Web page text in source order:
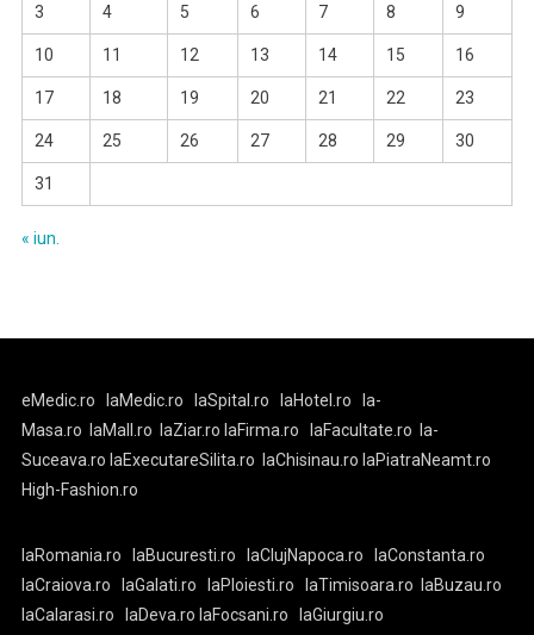
3 4 5 6 7 8 9
10 11 12 13 14 15 16
17 18 19 20 21 22 23
24 25 26 27 28 29 30
31
« iun.
eMedic.ro laMedic.ro laSpital.ro laHotel.ro
la-
Masa.ro
laMall.ro laZiar.ro laFirma.ro laFacultate.ro
la-
Suceava.ro laExecutareSilita.ro laChisinau.ro laPiatraNeamt.ro
High-Fashion.ro
laRomania.ro laBucuresti.ro laClujNapoca.ro
laConstanta.ro
laCraiova.ro
laGalati.ro laPloiesti.ro laTimisoara.ro
laBuzau.ro
laCalarasi.ro
laDeva.ro laFocsani.ro
laGiurgiu.ro